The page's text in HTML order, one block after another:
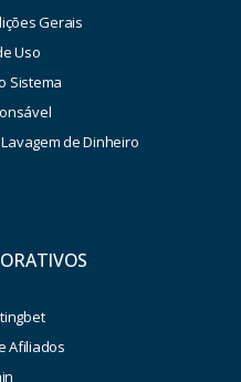
Gerais
Uso
Sistema
de Dinheiro
Afiliados